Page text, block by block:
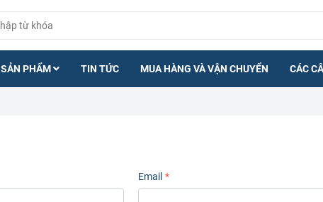
SẢN PHẨM TIN TỨC MUA HÀNG VÀ VẬN CHUYỂN CÁC
Email